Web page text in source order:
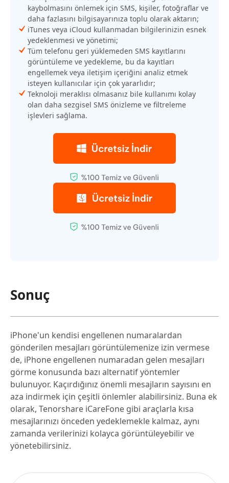
kaybolmasını önlemek için SMS, kişiler, fotoğraflar ve
daha fazlasını bilgisayarınıza toplu olarak aktarın;
iTunes veya iCloud kullanmadan bilgilerinizin esnek
yedeklenmesi ve yönetimi;
Tüm telefonu geri yüklemeden SMS kayıtlarını
görüntüleme ve yedekleme, bu da kayıtları
engellemek veya iletişim içeriğini analiz etmek
isteyen kullanıcılar için çok yararlıdır;
Teknoloji meraklısı olmasanız bile kullanımı kolay
olan daha sezgisel SMS önizleme ve filtreleme
işlevleri sağlama.
Sonuç
iPhone'un kendisi engellenen numaralardan
gönderilen mesajları görüntülemenize izin vermese
de, iPhone engellenen numaradan gelen mesajları
görme konusunda bazı alternatif yöntemler
bulunuyor. Kaçırdığınız önemli mesajların sayısını en
aza indirmek için çeşitli önlemler alabilirsiniz. Buna ek
olarak, Tenorshare iCareFone gibi araçlarla kısa
mesajlarınızı önceden yedeklemekle kalmaz, aynı
zamanda verilerinizi kolayca görüntüleyebilir ve
yönetebilirsiniz.